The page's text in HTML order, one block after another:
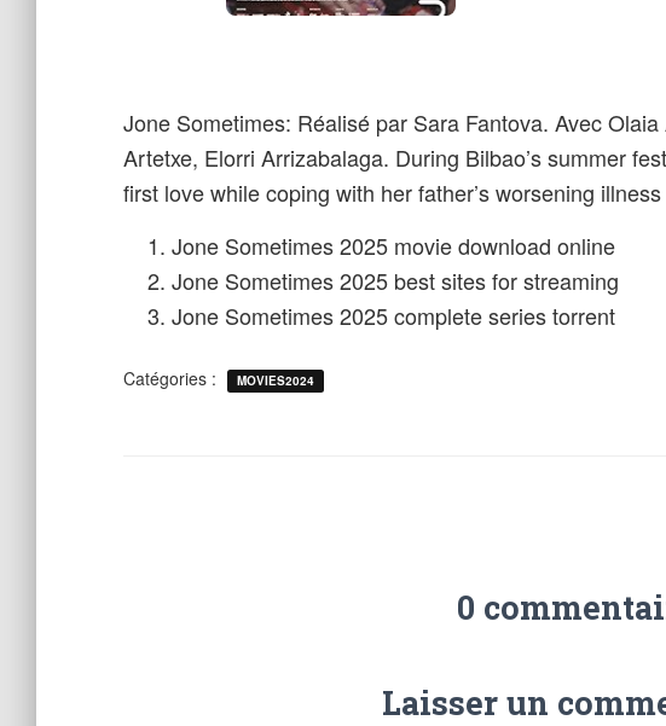
Jone Sometimes: Réalisé par Sara Fantova. Avec
Artetxe, Elorri Arrizabalaga. During Bilbao’s summer
first love while coping with her father’s worsening
Jone Sometimes 2025 movie download online
Jone Sometimes 2025 best sites for streaming
Jone Sometimes 2025 complete series torrent
Catégories : MOVIES2024
0
Laisser un